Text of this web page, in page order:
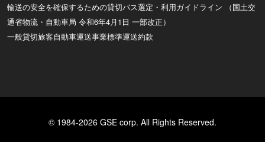
輸送の安全を確保するための貸切バス選定・利用ガイドライン （国土交
通省物流・自動車局 令和6年4月1日 一部改正）
一般貸切旅客自動車運送事業標準運送約款
© 1984-2026 GSE corp. All Rights Reserved.